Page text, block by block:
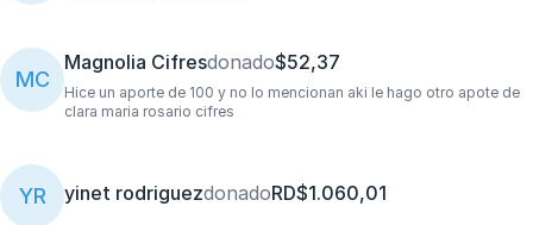
MC
Magnolia Cifresdonado$52,37
Hice un aporte de 100 y no lo mencionan aki le hago otro apote de
clara maria rosario cifres
YR yinet rodriguezdonadoRD$1.060,01